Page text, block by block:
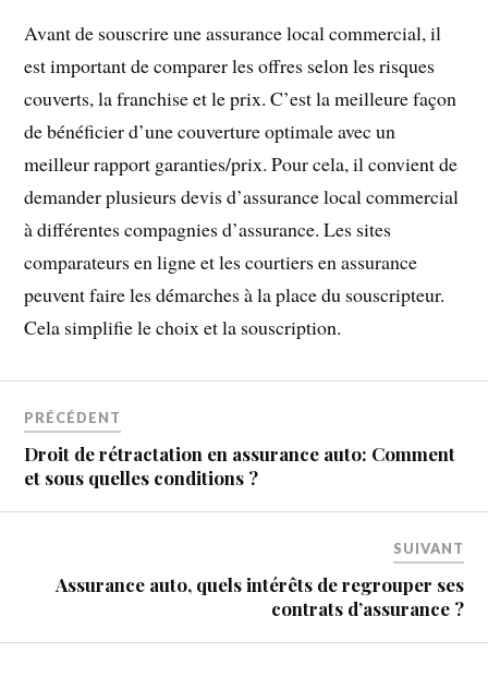
Avant de souscrire une assurance local commercial, il
est important de comparer les offres selon les risques
couverts, la franchise et le prix. C’est la meilleure façon
de bénéficier d’une couverture optimale avec un
meilleur rapport garanties/prix. Pour cela, il convient de
demander plusieurs devis d’assurance local commercial
à différentes compagnies d’assurance. Les sites
comparateurs en ligne et les courtiers en assurance
peuvent faire les démarches à la place du souscripteur.
Cela simplifie le choix et la souscription.
PRÉCÉDENT
Droit de rétractation en assurance auto: Comment
et sous quelles conditions ?
SUIVANT
Assurance auto, quels intérêts de regrouper ses
contrats d’assurance ?